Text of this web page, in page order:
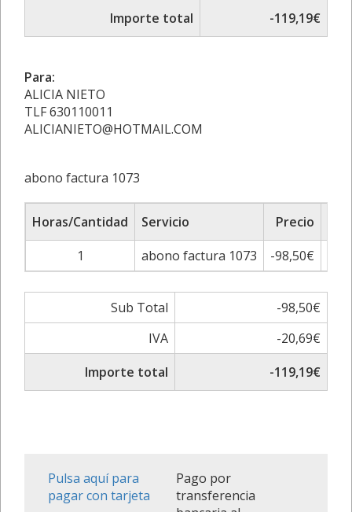
Importe total
-119,19€
Para:
ALICIA NIETO
TLF 630110011
ALICIANIETO@HOTMAIL.COM
abono factura 1073
Horas/Cantidad Servicio Precio
1
abono factura 1073 -98,50€
Sub Total
-98,50€
IVA
-20,69€
Importe total
-119,19€
Pulsa aquí para
pagar con tarjeta
Pago por
transferencia